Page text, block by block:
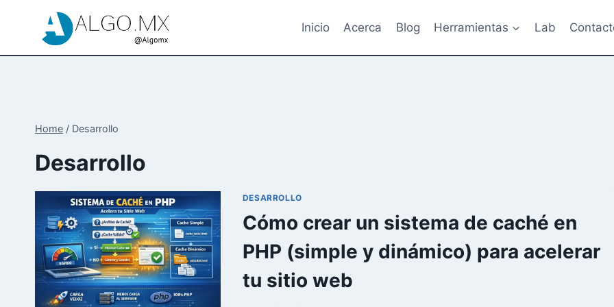
Inicio Acerca Blog Herramientas Lab
Home / Desarrollo
Desarrollo
DESARROLLO
Cómo crear un sistema de caché en
PHP (simple y dinámico) para acelerar
tu sitio web